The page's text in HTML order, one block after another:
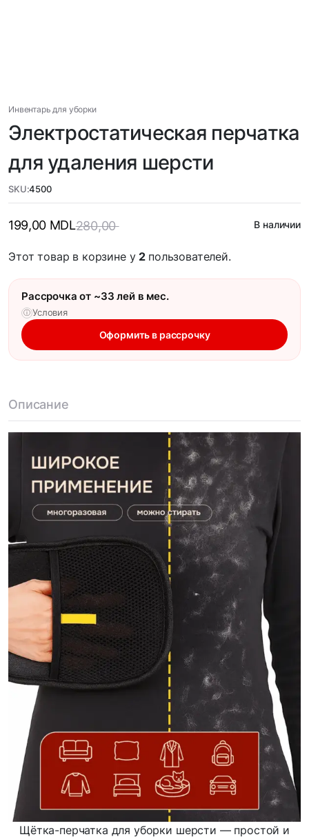
Инвентарь для уборки
Электростатическая перчатка
для удаления шерсти
SKU:4500
280,00
199,00 MDL В наличии
Этот товар в корзине у2 пользователей.
Рассрочка от ~33 лей в мес.
ⓘ Условия
Оформить в рассрочку
Описание
Щётка-перчатка для уборки шерсти — простой и